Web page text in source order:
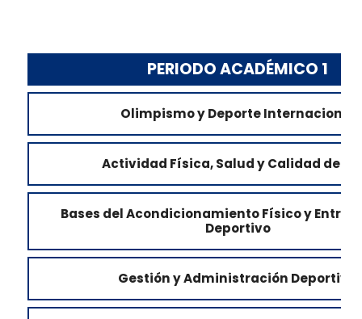
PERIODO ACADÉMICO 1
Olimpismo y Deporte Internacional
Actividad Física, Salud y Calidad de
Bases del Acondicionamiento Físico y
Deportivo
Gestión y Administración Deportiva